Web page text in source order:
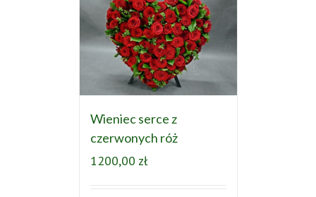
Wieniec serce z
czerwonych róż
1200,00 zł